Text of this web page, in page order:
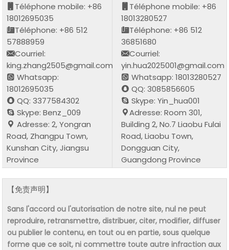
Téléphone mobile: +86
18012695035
Téléphone: +86 512
57888959
Courriel:
king.zhang2505@gmail.com
Whatsapp:
18012695035
QQ: 3377584302
Skype: Benz_009
Adresse: 2, Yongran
Road, Zhangpu Town,
Kunshan City, Jiangsu
Province
Téléphone mobile: +86
18013280527
Téléphone: +86 512
36851680
Courriel:
yin.hua2025001@gmail.com
Whatsapp: 18013280527
QQ: 3085856605
Skype: Yin_hua001
Adresse: Room 301,
Building 2, No.7 Liaobu Fulai
Road, Liaobu Town,
Dongguan City,
Guangdong Province
【免责声明】
Sans l'accord ou l'autorisation de notre site, nul ne peut
reproduire, retransmettre, distribuer, citer, modifier, diffuser
ou publier le contenu, en tout ou en partie, sous quelque
forme que ce soit, ni commettre toute autre infraction aux